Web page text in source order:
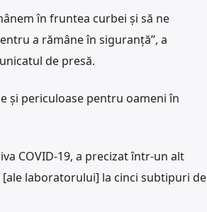
în fruntea curbei și să ne
a rămâne în siguranță”, a
de presă.
și periculoase pentru oameni în
COVID-19, a precizat într-un alt
laboratorului] la cinci subtipuri de